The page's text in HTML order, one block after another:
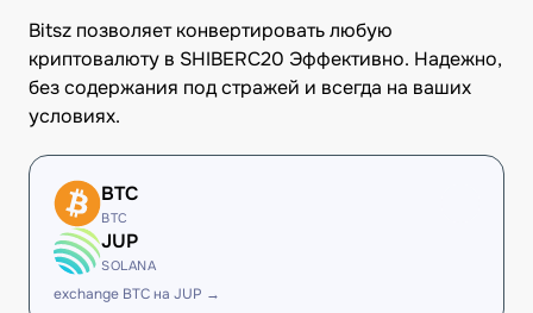
Bitsz позволяет конвертировать любую
криптовалюту в SHIBERC20 Эффективно. Надежно,
без содержания под стражей и всегда на ваших
условиях.
BTC
BTC
JUP
SOLANA
exchange BTC на JUP →